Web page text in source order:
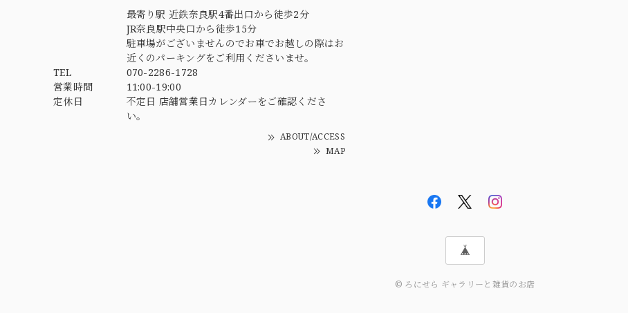
最寄り駅 近鉄奈良駅4番出口から徒歩2分
JR奈良駅中央口から徒歩15分
駐車場がございませんのでお車でお越しの際はお
近くのパーキングをご利用くださいませ。
TEL
070-2286-1728
営業時間
11:00-19:00
定休日
不定日 店舗営業日カレンダーをご確認くださ
い。
ABOUT/ACCESS
MAP
© ろにせら ギャラリーと雑貨のお店